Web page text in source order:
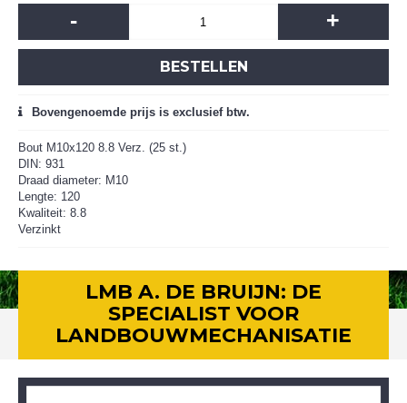
- +
BESTELLEN
Bovengenoemde prijs is exclusief btw.
Bout M10x120 8.8 Verz. (25 st.)
DIN: 931
Draad diameter: M10
Lengte: 120
Kwaliteit: 8.8
Verzinkt
LMB A. DE BRUIJN: DE
SPECIALIST VOOR
LANDBOUWMECHANISATIE